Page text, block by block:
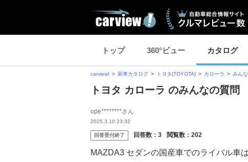
トップ 360°ビュー カタログ
carview! 新車カタログ トヨタ(TOYOTA) カローラ みん
トヨタ カローラ のみんなの質問
ope********さん
2025.3.10 23:32
回答受付終了 回答数： 3 閲覧数： 202
MAZDA3 セダンの国産車でのライバル車